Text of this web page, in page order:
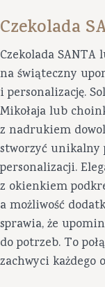
Czekolada
Czekolada SANTA
na świąteczny
i personalizację.
Mikołaja lub
z nadrukiem
stworzyć unikalny
personalizacji.
z okienkiem
a możliwość
sprawia, że
do potrzeb. To
zachwyci każdego